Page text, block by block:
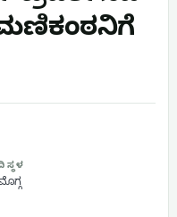
ಮಣಿಕಂಠನಿಗೆ
ಸ್ಥಳ